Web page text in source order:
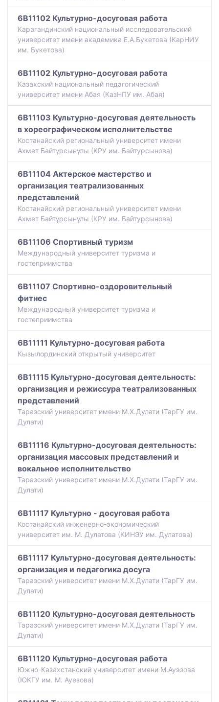
6B11102 Культурно-досуговая работа
Карагандинский национальный исследовательский
университет имени академика Е.А.Букетова (КарНИУ
им. Букетова)
6B11102 Культурно-досуговая работа
Казахский национальный педагогический
университет имени Абая (КазНПУ им. Абая)
6B11103 Культурно-досуговая деятельность
в хореографическом исполнительстве
Костанайский региональный университет имени
Ахмет Байтұрсынұлы (КРУ им. Байтурсынова)
6B11104 Актерское мастерство и
организация театрализованных
представлений
Костанайский региональный университет имени
Ахмет Байтұрсынұлы (КРУ им. Байтурсынова)
6B11106 Спортивный туризм
Международный университет туризма и
гостеприимства
6B11107 Спортивно-оздоровительный
фитнес
Международный университет туризма и
гостеприимства
6B11111 Культурно-досуговая работа
Кызылординский открытый университет
6B11115 Культурно-досуговая деятельность:
организация и режиссура театрализованных
представлений
Таразский университет имени М.Х.Дулати (ТарГУ им.
Дулати)
6B11116 Культурно-досуговая деятельность:
организация массовых представлений и
вокальное исполнительство
Таразский университет имени М.Х.Дулати (ТарГУ им.
Дулати)
6B11117 Культурно - досуговая работа
Костанайский инженерно-экономический
университет им. М. Дулатова (КИНЭУ им. Дулатова)
6B11117 Культурно-досуговая деятельность:
организация и педагогика досуга
Таразский университет имени М.Х.Дулати (ТарГУ им.
Дулати)
6B11120 Культурно-досуговая деятельность
Таразский университет имени М.Х.Дулати (ТарГУ им.
Дулати)
6B11120 Культурно-досуговая работа
Южно-Казахстанский университет имени М.Ауэзова
(ЮКГУ им. М. Ауезова)